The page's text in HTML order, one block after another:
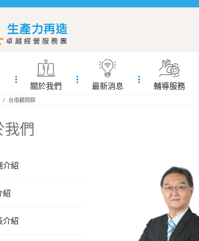
關於我們 最新消息 輔導服務
台南顧問群
我們
介紹
紹
介紹